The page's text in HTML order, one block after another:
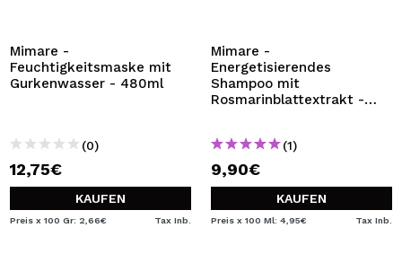
Mimare -
Feuchtigkeitsmaske mit
Gurkenwasser - 480ml
(0)
12,75€
KAUFEN
Preis x 100 Gr: 2,66€ Tax Inb.
Mimare -
Energetisierendes
Shampoo mit
Rosmarinblattextrakt -
(1)
9,90€
KAUFEN
Preis x 100 Ml: 4,95€ Tax Inb.